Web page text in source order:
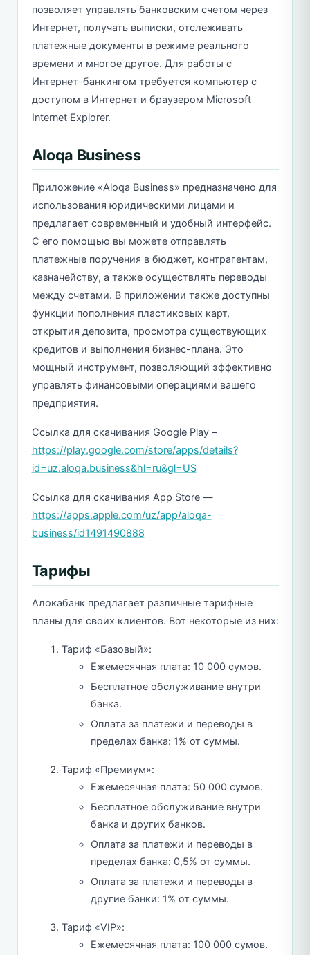
позволяет управлять банковским счетом через
Интернет, получать выписки, отслеживать
платежные документы в режиме реального
времени и многое другое. Для работы с
Интернет-банкингом требуется компьютер с
доступом в Интернет и браузером Microsoft
Internet Explorer.
Aloqa Business
Приложение «Aloqa Business» предназначено для
использования юридическими лицами и
предлагает современный и удобный интерфейс.
С его помощью вы можете отправлять
платежные поручения в бюджет, контрагентам,
казначейству, а также осуществлять переводы
между счетами. В приложении также доступны
функции пополнения пластиковых карт,
открытия депозита, просмотра существующих
кредитов и выполнения бизнес-плана. Это
мощный инструмент, позволяющий эффективно
управлять финансовыми операциями вашего
предприятия.
Ссылка для скачивания Google Play –
https://play.google.com/store/apps/details?
id=uz.aloqa.business&hl=ru&gl=US
Ссылка для скачивания App Store —
https://apps.apple.com/uz/app/aloqa-
business/id1491490888
Тарифы
Алокабанк предлагает различные тарифные
планы для своих клиентов. Вот некоторые из них:
Тариф «Базовый»:
Ежемесячная плата: 10 000 сумов.
Бесплатное обслуживание внутри
банка.
Оплата за платежи и переводы в
пределах банка: 1% от суммы.
Тариф «Премиум»:
Ежемесячная плата: 50 000 сумов.
Бесплатное обслуживание внутри
банка и других банков.
Оплата за платежи и переводы в
пределах банка: 0,5% от суммы.
Оплата за платежи и переводы в
другие банки: 1% от суммы.
Тариф «VIP»:
Ежемесячная плата: 100 000 сумов.